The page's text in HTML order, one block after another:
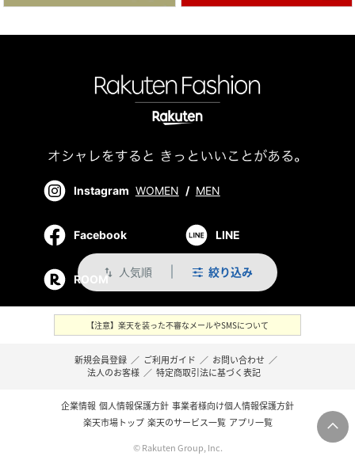
swap_vert 人気順 絞り込み
Instagram WOMEN / MEN
Facebook LINE
ROOM
【注意】楽天を装った不審なメールやSMSについて
新規会員登録 ／ ご利用ガイド ／ お問い合わせ ／
法人のお客様 ／ 特定商取引法に基づく表記
企業情報 個人情報保護方針 事業者様向け個人情報保護方針
楽天市場トップ 楽天のサービス一覧 アプリ一覧
© Rakuten Group, Inc.